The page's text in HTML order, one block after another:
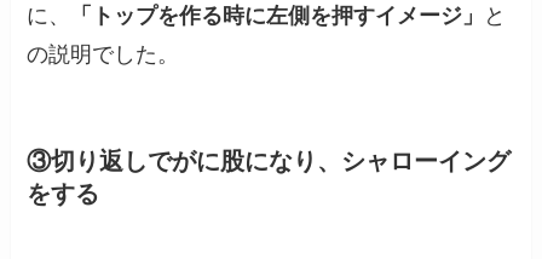
に、
「トップを作る時に左側を押すイメージ」
と
の説明でした。
③切り返しでがに股になり、シャローイング
をする